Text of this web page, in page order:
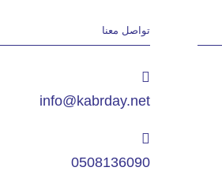
تواصل معنا
info@kabrday.net
0508136090